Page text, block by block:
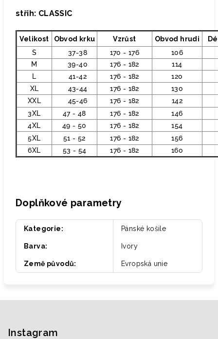
střih: CLASSIC
Velikost Obvod krku Vzrůst Obvod hrudi
S
37-38 170 - 176
106
M
39-40 176 - 182
114
L
41-42 176 - 182
120
XL
43-44 176 - 182
130
XXL
45-46 176 - 182
142
3XL
47 - 48 176 - 182
146
4XL
49 - 50 176 - 182
154
5XL
51 - 52 176 - 182
156
6XL
53 - 54 176 - 182 160
Doplňkové parametry
Kategorie: Pánské košile
Barva: Ivory
Země původů: Evropská unie
Instagram